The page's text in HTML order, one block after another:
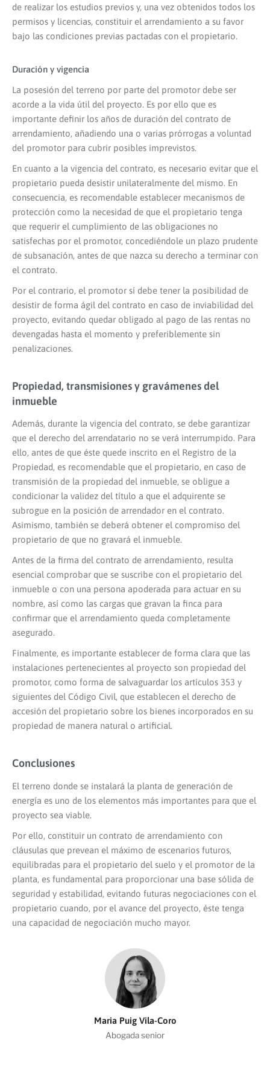
de realizar los estudios previos y, una vez obtenidos todos los
permisos y licencias, constituir el arrendamiento a su favor
bajo las condiciones previas pactadas con el propietario.
Duración y vigencia
La posesión del terreno por parte del promotor debe ser
acorde a la vida útil del proyecto. Es por ello que es
importante definir los años de duración del contrato de
arrendamiento, añadiendo una o varias prórrogas a voluntad
del promotor para cubrir posibles imprevistos.
En cuanto a la vigencia del contrato, es necesario evitar que el
propietario pueda desistir unilateralmente del mismo. En
consecuencia, es recomendable establecer mecanismos de
protección como la necesidad de que el propietario tenga
que requerir el cumplimiento de las obligaciones no
satisfechas por el promotor, concediéndole un plazo prudente
de subsanación, antes de que nazca su derecho a terminar con
el contrato.
Por el contrario, el promotor sí debe tener la posibilidad de
desistir de forma ágil del contrato en caso de inviabilidad del
proyecto, evitando quedar obligado al pago de las rentas no
devengadas hasta el momento y preferiblemente sin
penalizaciones.
Propiedad, transmisiones y gravámenes del
inmueble
Además, durante la vigencia del contrato, se debe garantizar
que el derecho del arrendatario no se verá interrumpido. Para
ello, antes de que éste quede inscrito en el Registro de la
Propiedad, es recomendable que el propietario, en caso de
transmisión de la propiedad del inmueble, se obligue a
condicionar la validez del título a que el adquirente se
subrogue en la posición de arrendador en el contrato.
Asimismo, también se deberá obtener el compromiso del
propietario de que no gravará el inmueble.
Antes de la firma del contrato de arrendamiento, resulta
esencial comprobar que se suscribe con el propietario del
inmueble o con una persona apoderada para actuar en su
nombre, así como las cargas que gravan la finca para
confirmar que el arrendamiento queda completamente
asegurado.
Finalmente, es importante establecer de forma clara que las
instalaciones pertenecientes al proyecto son propiedad del
promotor, como forma de salvaguardar los artículos 353 y
siguientes del Código Civil, que establecen el derecho de
accesión del propietario sobre los bienes incorporados en su
propiedad de manera natural o artificial.
Conclusiones
El terreno donde se instalará la planta de generación de
energía es uno de los elementos más importantes para que el
proyecto sea viable.
Por ello, constituir un contrato de arrendamiento con
cláusulas que prevean el máximo de escenarios futuros,
equilibradas para el propietario del suelo y el promotor de la
planta, es fundamental para proporcionar una base sólida de
seguridad y estabilidad, evitando futuras negociaciones con el
propietario cuando, por el avance del proyecto, éste tenga
una capacidad de negociación mucho mayor.
Maria Puig Vila-Coro
Abogada senior